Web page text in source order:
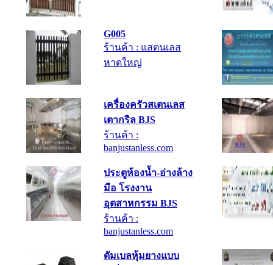
G005
ร้านค้า : แสตนเลส
หาดใหญ่
เครื่องครัวสเตนเลส
เตากริล BJS
ร้านค้า :
banjustanless.com
ประตูห้องน้ำ-อ่างล้าง
มือ โรงงาน
อุตสาหกรรม BJS
ร้านค้า :
banjustanless.com
ดัมเบลหุ้มยางแบบ